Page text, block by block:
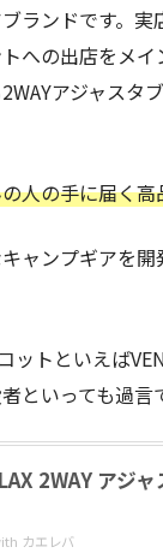
ランドです。実
への出店をメ
アジャスタ
人の手に届く高
ャンプギアを開
ットといえば
といっても過言
2WAY アジ
カエレバ